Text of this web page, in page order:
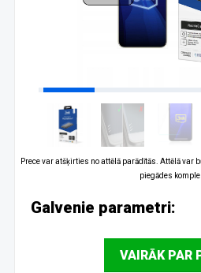
Prece var atšķirties no attēlā parādītās. Attēlā
piegādes
Galvenie parametri:
VAIRĀK PAR